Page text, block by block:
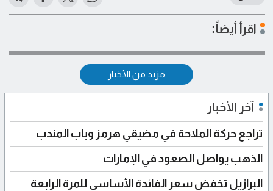
اقرأ أيضاً:
مزيد من الأخبار
آخر الأخبار
تراجع حركة الملاحة في مضيقي هرمز وباب المندب
الذهب يواصل الصعود في الإمارات
البرازيل تخفض سعر الفائدة الأساسي للمرة الرابعة